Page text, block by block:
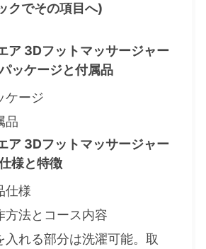
クでその項目へ)
ア 3Dフットマッサージャー
ッケージと付属品
ケージ
品
ア 3Dフットマッサージャー
様と特徴
仕様
方法とコース内容
入れる部分は洗濯可能。取